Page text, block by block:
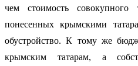
чем стоимость
понесенных крымскими
обустройство. К тому же
крымским татарам, а